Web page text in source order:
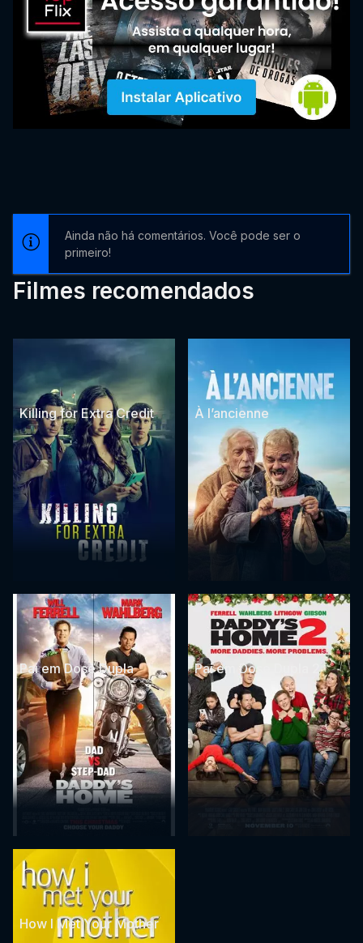
Ainda não há comentários. Você pode ser o
primeiro!
Filmes recomendados
Killing for Extra Credit À l’ancienne
Pai em Dose Dupla Pai em Dose Dupla 2
How I Met Your Mother